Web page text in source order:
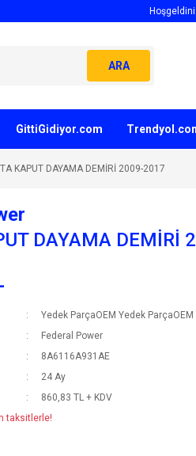
ARA
GittiGidiyor.com
KAPUT DAYAMA DEMİRİ 2009-2017
DAYAMA DEMİRİ
Yedek ParçaOEM Yedek
Federal Power
8A6116A931AE
24 Ay
860,83 TL + KDV
taksitlerle!